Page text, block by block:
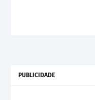
PUBLICIDADE